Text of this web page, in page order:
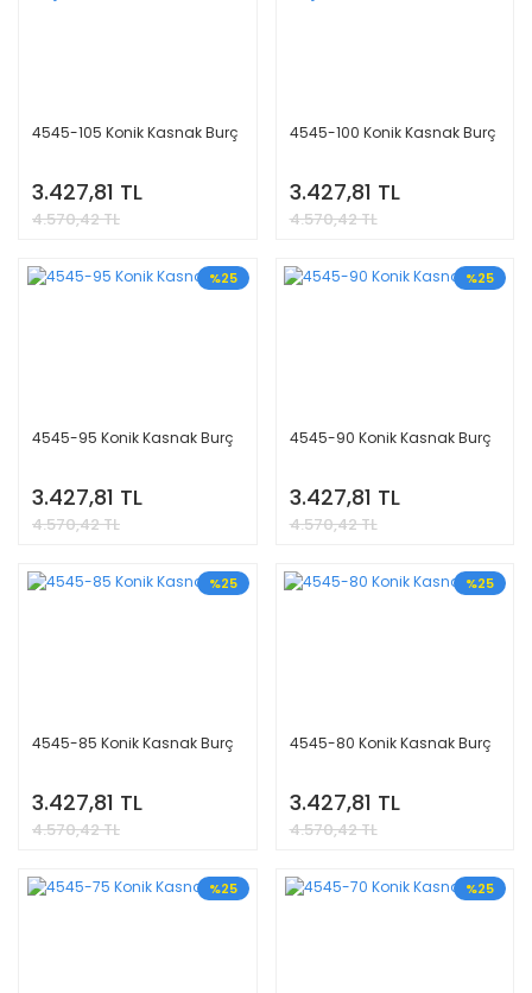
4545-105 Konik Kasnak Burç
3.427,81 TL
4.570,42 TL
4545-100 Konik Kasnak Burç
3.427,81 TL
4.570,42 TL
%25
4545-95 Konik Kasnak Burç
3.427,81 TL
4.570,42 TL
%25
4545-90 Konik Kasnak Burç
3.427,81 TL
4.570,42 TL
%25
4545-85 Konik Kasnak Burç
3.427,81 TL
4.570,42 TL
%25
4545-80 Konik Kasnak Burç
3.427,81 TL
4.570,42 TL
%25 %25